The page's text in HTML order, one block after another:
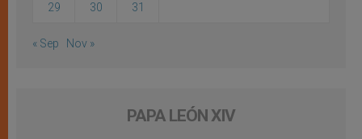
29 30 31
« Sep Nov »
PAPA LEÓN XIV